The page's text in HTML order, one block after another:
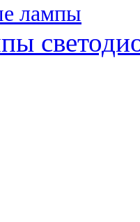
лампы